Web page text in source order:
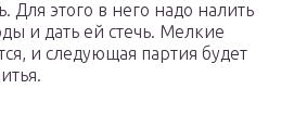
Для этого в него надо налить
и дать ей стечь. Мелкие
и следующая партия будет